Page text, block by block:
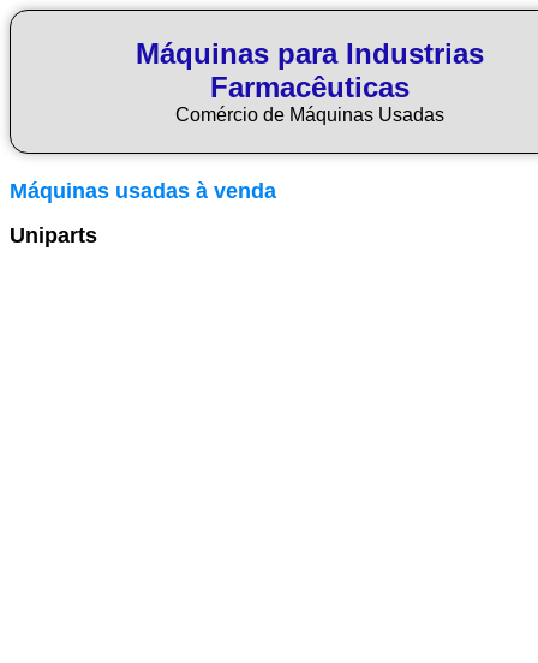
Máquinas para Industrias
Farmacêuticas
Comércio de Máquinas Usadas
Máquinas usadas à venda
Uniparts